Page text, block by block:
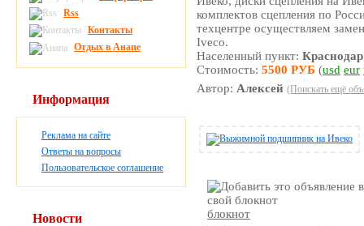
комплектов сцепления по
техцентре осуществляем
Iveco.
Населенный пункт:Краснодар
Стоимость:5500 РУБ (usd eur
Автор: Алексей (Поискать ещё
блокнот
Rss
Контакты
Отдых в Анапе
Информация
Реклама на сайте
Ответы на вопросы
Пользовательское соглашение
Новости